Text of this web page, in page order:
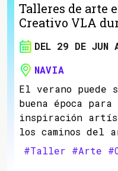
Talleres de arte
Creativo VLA
DEL 29 DE JUN
NAVIA
El verano puede
buena época
inspiración
los caminos
#Taller #Arte